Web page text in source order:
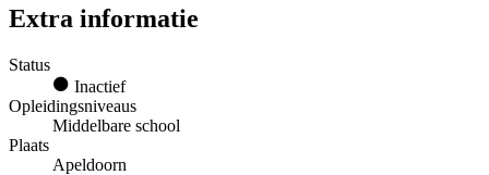
Extra informatie
Status
Inactief
Opleidingsniveaus
Middelbare school
Plaats
Apeldoorn